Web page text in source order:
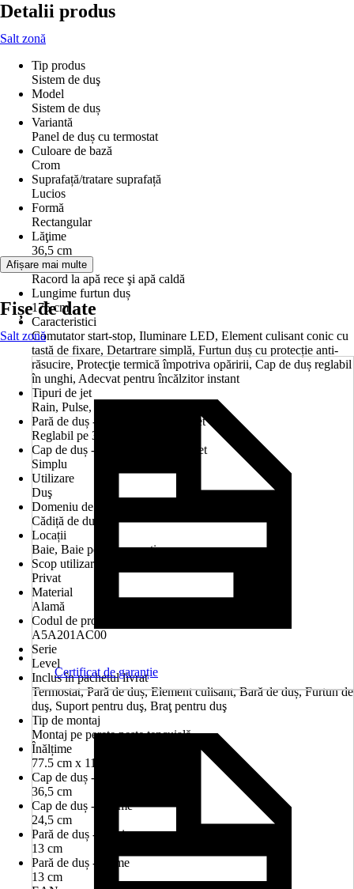
Detalii produs
Salt zonă
Tip produs
Sistem de duş
Model
Sistem de duș
Variantă
Panel de duș cu termostat
Culoare de bază
Crom
Suprafață/tratare suprafață
Lucios
Formă
Rectangular
Lăţime
36,5 cm
Racord
Racord la apă rece şi apă caldă
Lungime furtun duș
175 cm
Caracteristici
Comutator start-stop, Iluminare LED, Element culisant conic cu
tastă de fixare, Detartrare simplă, Furtun duș cu protecție anti-
răsucire, Protecţie termică împotriva opăririi, Cap de duș reglabil
în unghi, Adecvat pentru încălzitor instant
Tipuri de jet
Rain, Pulse, Intens
Pară de duș - număr de tipuri de jet
Reglabil pe 3 poziţii
Cap de duș - Număr de tipuri de jet
Simplu
Utilizare
Duş
Domeniu de utilizare
Cădiță de duș
Locații
Baie, Baie pentru oaspeți
Scop utilizare
Privat
Material
Alamă
Codul de produs al producătorului
A5A201AC00
Serie
Level
Inclus în pachetul livrat
Termostat, Pară de duș, Element culisant, Bară de duș, Furtun de
duş, Suport pentru duş, Braţ pentru duş
Tip de montaj
Montaj pe perete peste tencuială
Înălțime
77.5 cm x 117.5 cm
Cap de duș - Lungime
36,5 cm
Cap de duș - Lățime
24,5 cm
Pară de duș - lungime
13 cm
Pară de duș - lățime
13 cm
Afișare mai multe
Fișe de date
Salt zonă
Certificat de garanție